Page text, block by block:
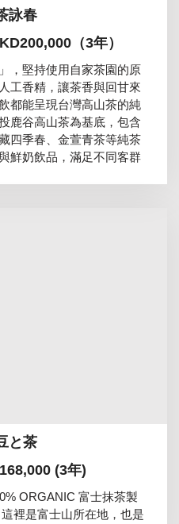
詠春
（3年）
，堅持使用自家茶園的原
工香精，讓茶香與回甘來
都能呈現台灣高山茶的純
鹿谷高山茶為基底，包含
四季春、金萱青茶等純茶
鮮奶飲品，滿足不同客群
と茶
(3年)
ORGANIC 富士抹茶製
裡是富士山所在地，也是